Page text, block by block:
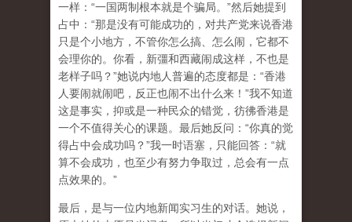
一样：“一国两制根本就是个骗局。”然后她提到
占中：“那是没有可能成功的，对共产党来说香港
只是个小地方，不管你怎么搞、怎么闹，它都不
会理你的。你看，新彊和西藏闹成这样，不也是
老样子吗？”她说内地人普遍的态度都是：“香港
人要闹就闹吧，反正也闹不出什么来！”我不知道
这是事实，抑或是一种民众的错觉，彷彿香港是
一个不值得关心的课题。最后她反问：“你真的觉
得占中会成功吗？”我一时语塞，只能回答：“就
算不会成功，也至少有努力争取过，总会有一点
点效果的。”
最后，是与一位内地新闻实习生的对话。她说，